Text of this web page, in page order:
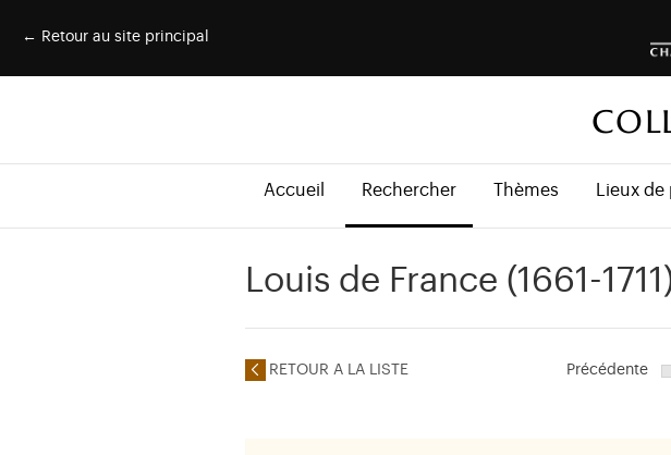
← Retour au site principal
Accueil Rechercher Thèmes Lieux
Louis de France (1661-
RETOUR A LA LISTE Précédente